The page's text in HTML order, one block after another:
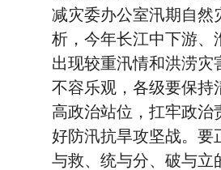
减灾委办公室汛期自然
析，今年长江中下游、
出现较重汛情和洪涝灾
不容乐观，各级要保持
高政治站位，扛牢政治
好防汛抗旱攻坚战。要
与救、统与分、破与立